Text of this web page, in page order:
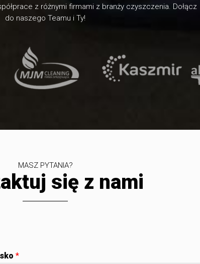
z różnymi firmami z branży czyszczenia. Dołącz
do naszego Teamu i Ty!
MASZ PYTANIA?
się z nami
*